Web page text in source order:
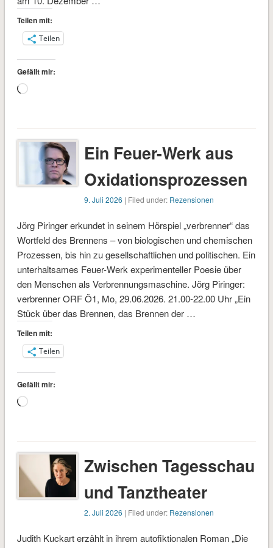
Teilen mit:
Teilen
Gefällt mir:
Wird
Ein Feuer-Werk aus
Oxidationsprozessen
9. Juli 2026 | Filed under: Rezensionen
Jörg Piringer erkundet in seinem Hörspiel „verbrenner“ das
Wortfeld des Brennens – von biologischen und chemischen
Prozessen, bis hin zu gesellschaftlichen und politischen. Ein
unterhaltsames Feuer-Werk experimenteller Poesie über
den Menschen als Verbrennungsmaschine. Jörg Piringer:
verbrenner ORF Ö1, Mo, 29.06.2026. 21.00-22.00 Uhr „Ein
Stück über das Brennen, das Brennen der …
Teilen mit:
Teilen
Gefällt mir:
Wird
Zwischen Tagesschau
und Tanztheater
2. Juli 2026 | Filed under: Rezensionen
Judith Kuckart erzählt in ihrem autofiktionalen Roman „Die